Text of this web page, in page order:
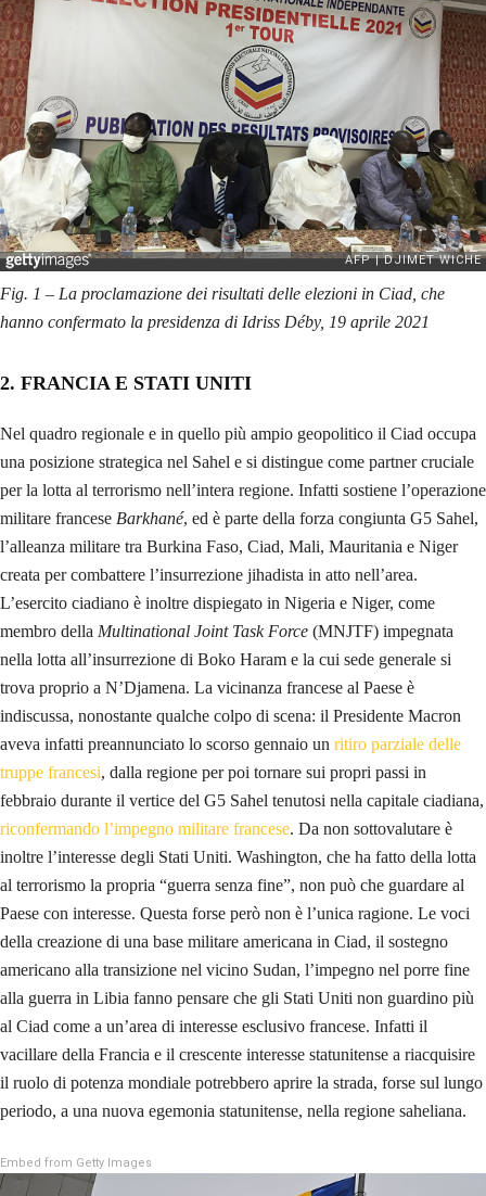
Fig. 1 – La proclamazione dei risultati delle elezioni in Ciad, che
hanno confermato la presidenza di Idriss Déby, 19 aprile 2021
2. FRANCIA E STATI UNITI
Nel quadro regionale e in quello più ampio geopolitico il Ciad occupa
una posizione strategica nel Sahel e si distingue come partner cruciale
per la lotta al terrorismo nell’intera regione. Infatti sostiene l’operazione
militare francese Barkhané, ed è parte della forza congiunta G5 Sahel,
l’alleanza militare tra Burkina Faso, Ciad, Mali, Mauritania e Niger
creata per combattere l’insurrezione jihadista in atto nell’area.
L’esercito ciadiano è inoltre dispiegato in Nigeria e Niger, come
membro della Multinational Joint Task Force (MNJTF) impegnata
nella lotta all’insurrezione di Boko Haram e la cui sede generale si
trova proprio a N’Djamena. La vicinanza francese al Paese è
indiscussa, nonostante qualche colpo di scena: il Presidente Macron
aveva infatti preannunciato lo scorso gennaio un ritiro parziale delle
truppe francesi, dalla regione per poi tornare sui propri passi in
febbraio durante il vertice del G5 Sahel tenutosi nella capitale ciadiana,
riconfermando l’impegno militare francese. Da non sottovalutare è
inoltre l’interesse degli Stati Uniti. Washington, che ha fatto della lotta
al terrorismo la propria “guerra senza fine”, non può che guardare al
Paese con interesse. Questa forse però non è l’unica ragione. Le voci
della creazione di una base militare americana in Ciad, il sostegno
americano alla transizione nel vicino Sudan, l’impegno nel porre fine
alla guerra in Libia fanno pensare che gli Stati Uniti non guardino più
al Ciad come a un’area di interesse esclusivo francese. Infatti il
vacillare della Francia e il crescente interesse statunitense a riacquisire
il ruolo di potenza mondiale potrebbero aprire la strada, forse sul lungo
periodo, a una nuova egemonia statunitense, nella regione saheliana.
Embed from Getty Images